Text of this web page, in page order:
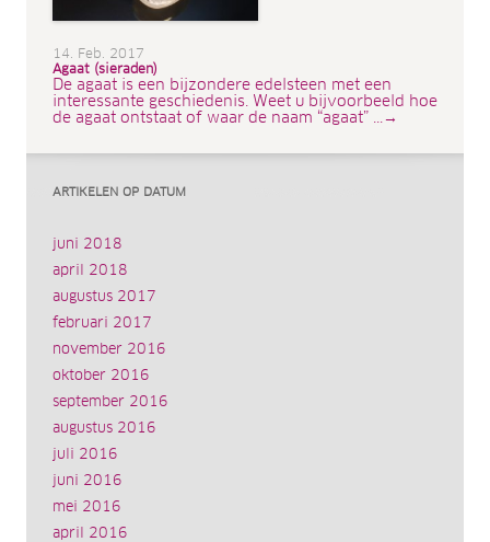
14. Feb. 2017
Agaat (sieraden)
De agaat is een bijzondere edelsteen met een
interessante geschiedenis. Weet u bijvoorbeeld hoe
de agaat ontstaat of waar de naam “agaat” ...→
ARTIKELEN OP DATUM
juni 2018
april 2018
augustus 2017
februari 2017
november 2016
oktober 2016
september 2016
augustus 2016
juli 2016
juni 2016
mei 2016
april 2016